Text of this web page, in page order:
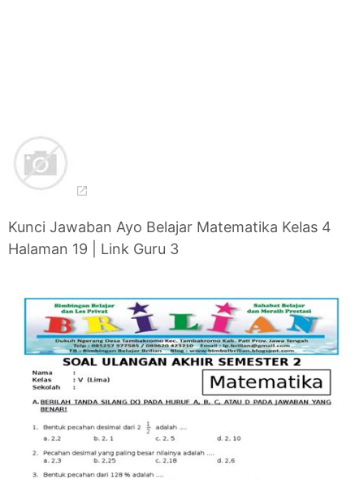
Kunci Jawaban Ayo Belajar Matematika Kelas 4
Halaman 19 | Link Guru 3